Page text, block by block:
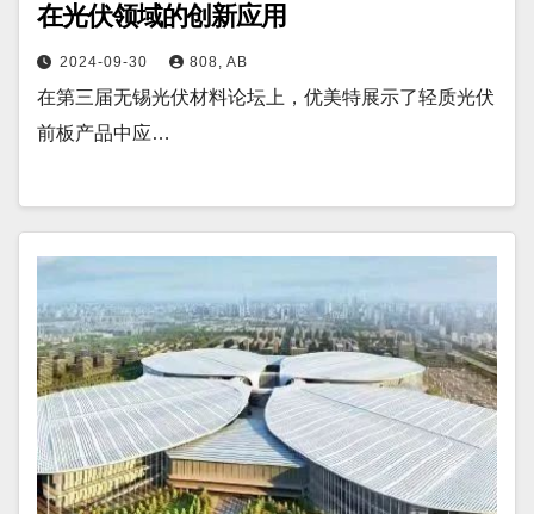
在光伏领域的创新应用
2024-09-30 808, AB
在第三届无锡光伏材料论坛上，优美特展示了轻质光伏
前板产品中应…